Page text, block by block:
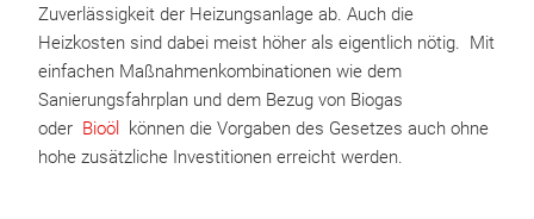
Zuverlässigkeit der Heizungsanlage ab. Auch die
Heizkosten sind dabei meist höher als eigentlich nötig. Mit
einfachen Maßnahmenkombinationen wie dem
Sanierungsfahrplan und dem Bezug von Biogas
oder Bioöl
können die Vorgaben des Gesetzes auch ohne
hohe zusätzliche Investitionen erreicht werden.